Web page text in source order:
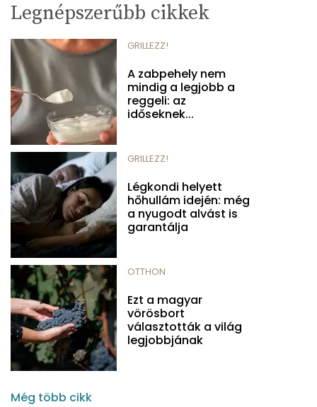
Legnépszerűbb cikkek
GRILLEZZ!
A zabpehely nem
mindig a legjobb a
reggeli: az
időseknek...
GRILLEZZ!
Légkondi helyett
hőhullám idején: még
a nyugodt alvást is
garantálja
OTTHON
Ezt a magyar
vörösbort
választották a világ
legjobbjának
Még több cikk